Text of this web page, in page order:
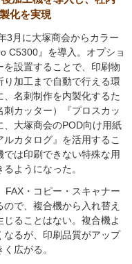
化を実現
3月に大塚商会からカラー
C5300』を導入。オプショ
を設置することで、印刷物
り加工まで自動で行える環
名刺制作を内製化するた
カッター）『プロスカッ
、大塚商会のPOD向け用紙
カタログ』を活用するこ
では印刷できない特殊な用
ようになった。
FAX・コピー・スキャナー
で、複合機から入れ替え
ることはない。複合機よ
なるが、印刷品質がアップ
広がる。